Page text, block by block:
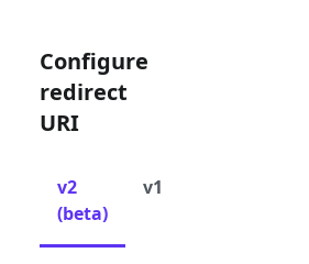
Configure
redirect
URI
v2
(beta)
v1